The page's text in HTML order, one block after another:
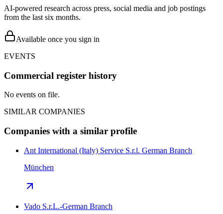
AI-powered research across press, social media and job postings
from the last six months.
Available once you sign in
EVENTS
Commercial register history
No events on file.
SIMILAR COMPANIES
Companies with a similar profile
Ant International (Italy) Service S.r.l. German Branch
München
Vado S.r.L.-German Branch